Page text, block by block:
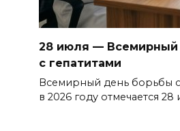
28 июля — Всемирный
с гепатитами
Всемирный день борьбы с
в 2026 году отмечается 28